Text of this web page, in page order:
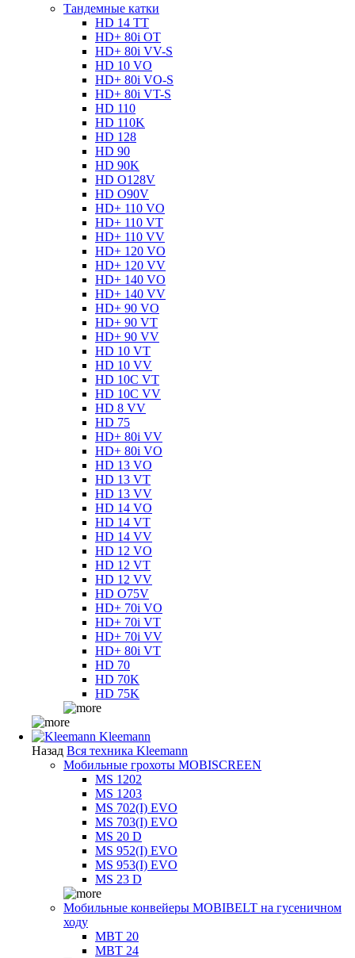
Тандемные катки
HD 14 TT
HD+ 80i OT
HD+ 80i VV-S
HD 10 VO
HD+ 80i VO-S
HD+ 80i VT-S
HD 110
HD 110K
HD 128
HD 90
HD 90K
HD O128V
HD O90V
HD+ 110 VO
HD+ 110 VT
HD+ 110 VV
HD+ 120 VO
HD+ 120 VV
HD+ 140 VO
HD+ 140 VV
HD+ 90 VO
HD+ 90 VT
HD+ 90 VV
HD 10 VT
HD 10 VV
HD 10C VT
HD 10C VV
HD 8 VV
HD 75
HD+ 80i VV
HD+ 80i VO
HD 13 VO
HD 13 VT
HD 13 VV
HD 14 VO
HD 14 VT
HD 14 VV
HD 12 VO
HD 12 VT
HD 12 VV
HD O75V
HD+ 70i VO
HD+ 70i VT
HD+ 70i VV
HD+ 80i VT
HD 70
HD 70K
HD 75K
Kleemann
Назад Вся техника Kleemann
Мобильные грохоты MOBISCREEN
MS 1202
MS 1203
MS 702(I) EVO
MS 703(I) EVO
MS 20 D
MS 952(I) EVO
MS 953(I) EVO
MS 23 D
Мобильные конвейеры MOBIBELT на гусеничном
ходу
MBT 20
MBT 24